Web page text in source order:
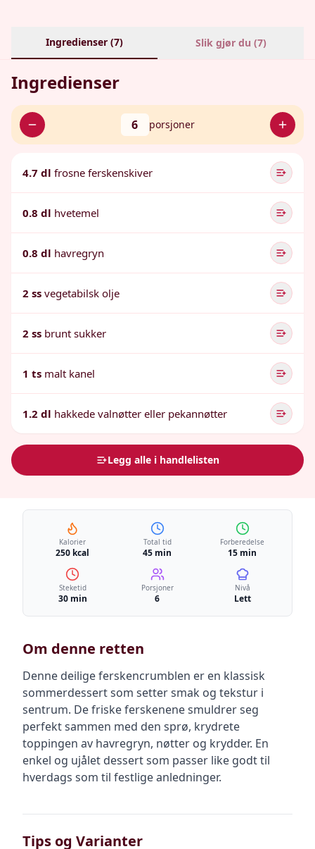
Ingredienser (7) Slik gjør du (7)
Ingredienser
6 porsjoner
4.7 dl frosne ferskenskiver
0.8 dl hvetemel
0.8 dl havregryn
2 ss vegetabilsk olje
2 ss brunt sukker
1 ts malt kanel
1.2 dl hakkede valnøtter eller pekannøtter
Legg alle i handlelisten
Kalorier
250 kcal
Total tid
45 min
Forberedelse
15 min
Steketid
30 min
Porsjoner
6
Nivå
Lett
Om denne retten
Denne deilige ferskencrumblen er en klassisk
sommerdessert som setter smak og tekstur i
sentrum. De friske ferskenene smuldrer seg
perfekt sammen med den sprø, krydrete
toppingen av havregryn, nøtter og krydder. En
enkel og ujålet dessert som passer like godt til
hverdags som til festlige anledninger.
Tips og Varianter